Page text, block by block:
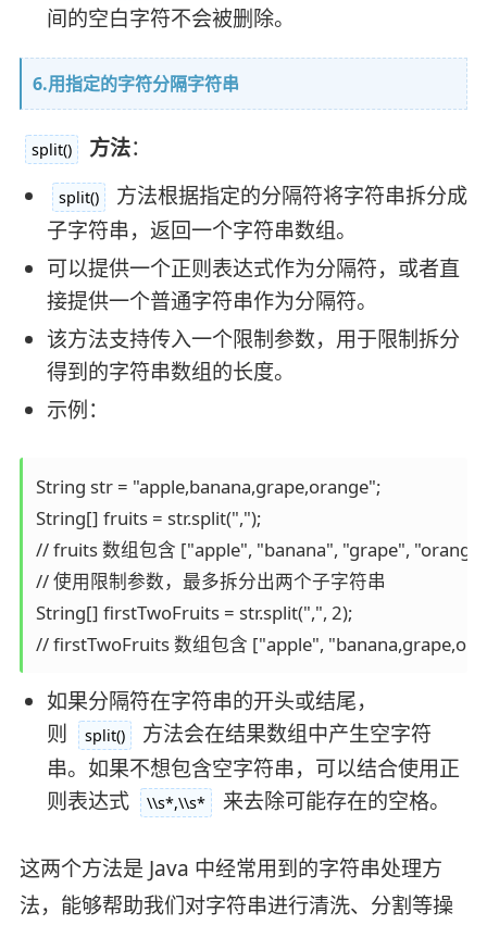
间的空白字符不会被删除。
6.用指定的字符分隔字符串
split() 方法：
split()
方法根据指定的分隔符将字符串拆分成
子字符串，返回一个字符串数组。
可以提供一个正则表达式作为分隔符，或者直
接提供一个普通字符串作为分隔符。
该方法支持传入一个限制参数，用于限制拆分
得到的字符串数组的长度。
示例：
String str = "apple,banana,grape,orange";
String[] fruits = str.split(",");
// fruits 数组包含 ["apple", "banana", "grape",
// 使用限制参数，最多拆分出两个子字符串
String[] firstTwoFruits = str.split(",", 2);
// firstTwoFruits 数组包含 ["apple",
如果分隔符在字符串的开头或结尾，
则
split()
方法会在结果数组中产生空字符
串。如果不想包含空字符串，可以结合使用正
则表达式
\\s*,\\s* 来去除可能存在的空格。
这两个方法是 Java 中经常用到的字符串处理方
法，能够帮助我们对字符串进行清洗、分割等操